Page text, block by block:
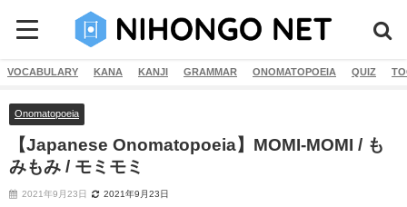
VOCABULARY KANA KANJI GRAMMAR ONOMATOPOEIA QUIZ
Onomatopoeia
【Japanese Onomatopoeia】MOMI-MOMI / も
みもみ / モミモミ
2021年9月23日 2021年9月23日